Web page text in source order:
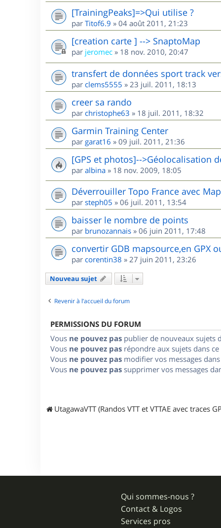
[TrainingPeaks]=>Qui utilise ?
par Titof6.9 » 04 août 2011, 21:23
[creation carte ] --> SnaptoMap
par jeromec » 18 nov. 2010, 20:47
transfert de données sport track
par clems5555 » 23 juil. 2011, 18:13
creer sa rando
par christophe63 » 18 juil. 2011, 18:32
Garmin Training Center
par garat16 » 09 juil. 2011, 21:36
[GPS et photos]-->Géolocalisation
par albina » 18 nov. 2009, 18:05
Déverrouiller Topo France avec
par steph05 » 06 juil. 2011, 13:54
baisser le nombre de points
par brunozannais » 06 juin 2011, 17:48
convertir GDB mapsource,en GPX
par corentin38 » 27 juin 2011, 23:26
Nouveau sujet
Revenir à l’accueil du forum
PERMISSIONS DU FORUM
Vous ne pouvez pas publier de nouveaux sujets
Vous ne pouvez pas répondre aux sujets dans
Vous ne pouvez pas modifier vos messages
Vous ne pouvez pas supprimer vos messages
UtagawaVTT (Randos VTT et VTTAE avec traces
Qui sommes-nous ?
Contact & Logos
Services pros